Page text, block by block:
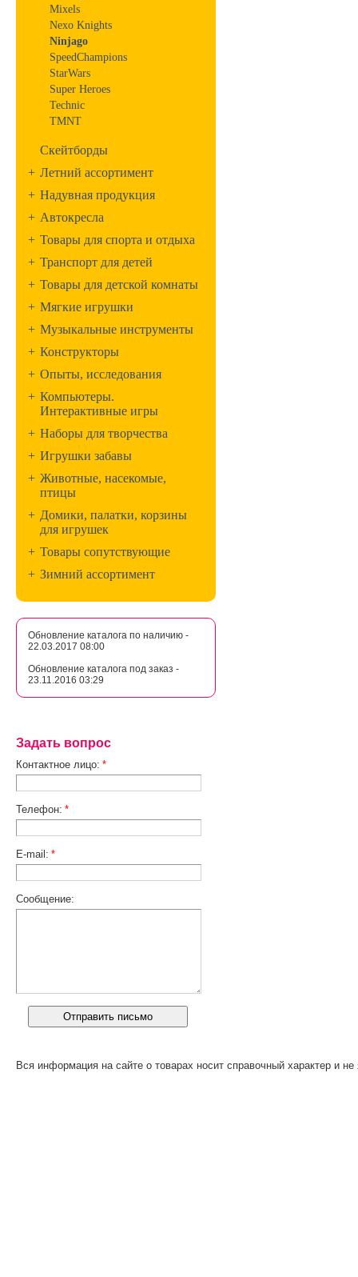
Mixels
Nexo Knights
Ninjago
SpeedChampions
StarWars
Super Heroes
Technic
TMNT
Скейтборды
+ Летний ассортимент
+ Надувная продукция
+ Автокресла
+ Товары для спорта и отдыха
+ Транспорт для детей
+ Товары для детской комнаты
+ Мягкие игрушки
+ Музыкальные инструменты
+ Конструкторы
+ Опыты, исследования
+ Компьютеры.
Интерактивные игры
+ Наборы для творчества
+ Игрушки забавы
+ Животные, насекомые,
птицы
+ Домики, палатки, корзины
для игрушек
+ Товары сопутствующие
+ Зимний ассортимент
Обновление каталога по наличию -
22.03.2017 08:00
Обновление каталога под заказ -
23.11.2016 03:29
Задать вопрос
Контактное лицо: *
Телефон: *
E-mail: *
Сообщение:
Вся информация на сайте о товарах носит справочный характер и